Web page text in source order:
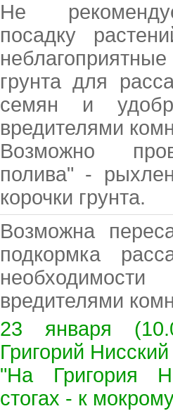
Не
посадку
грунта для
семян и
вредителями
Возможно
полива" -
корочки грунта.
Возможна
подкормка
вредителями
23 января
Григорий Нисский
"На Григория
стогах - к